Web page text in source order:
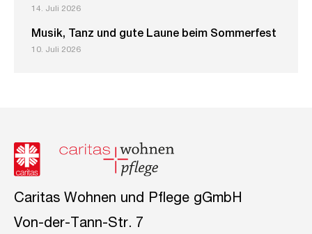
14. Juli 2026
Musik, Tanz und gute Laune beim Sommerfest
10. Juli 2026
Caritas Wohnen und Pflege gGmbH
Von-der-Tann-Str. 7